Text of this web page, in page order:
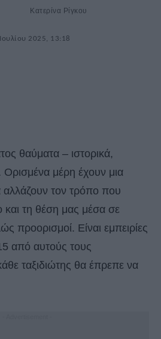
Κατερίνα Ρίγκου
2025, 13:18
θαύματα – ιστορικά,
Ορισμένα μέρη έχουν μια
αλλάζουν τον τρόπο που
τη θέση μας μέσα σε
προορισμοί. Είναι εμπειρίες
από αυτούς τους
ταξιδιώτης θα έπρεπε να